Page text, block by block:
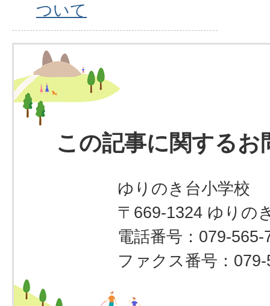
ついて
この記事に関するお
ゆりのき台小学校
〒669-1324 ゆりの
電話番号：079-565-
ファクス番号：